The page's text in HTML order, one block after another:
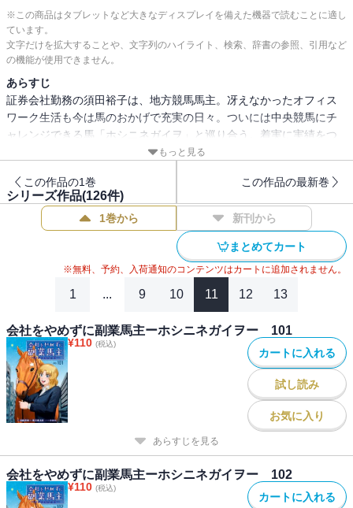
※この商品はタブレットなど大きなディスプレイを備えた機器で読むことに適し
ています。
文字だけを拡大することや、文字列のハイライト、検索、辞書の参照、引用など
の機能が使用できません。
あらすじ
証券会社勤務の須田裕子は、地方競馬馬主。冴えなかったオフィス
ワーク生活も今は馬のおかげで充実の日々。ついには中央競馬にチ
ャレンジできる馬「ホシニネガイヲ」と巡り合う。着実に実績をつ
け「ホシニネガイヲ」４歳の年は、大阪杯優勝でスタートを切
るか調整に動く。安心したのも束の間、結果が振るわない馬をどう
するかも馬主次第で…。
もっと見る
この作品の1巻 この作品の最新巻
シリーズ作品(126件)
1巻から 新刊から
まとめてカート
※無料、予約、入荷通知のコンテンツはカートに追加されません。
1 ... 9 10 11 12 13
会社をやめずに副業馬主ーホシニネガイヲー 101
¥110 (税込)
カートに入れる
試し読み
お気に入り
あらすじを見る
会社をやめずに副業馬主ーホシニネガイヲー 102
¥110 (税込)
カートに入れる